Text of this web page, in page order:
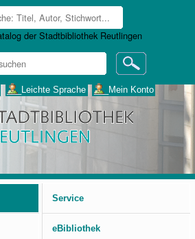
___Leichte Sprache ___Mein Konto
Service
eBibliothek